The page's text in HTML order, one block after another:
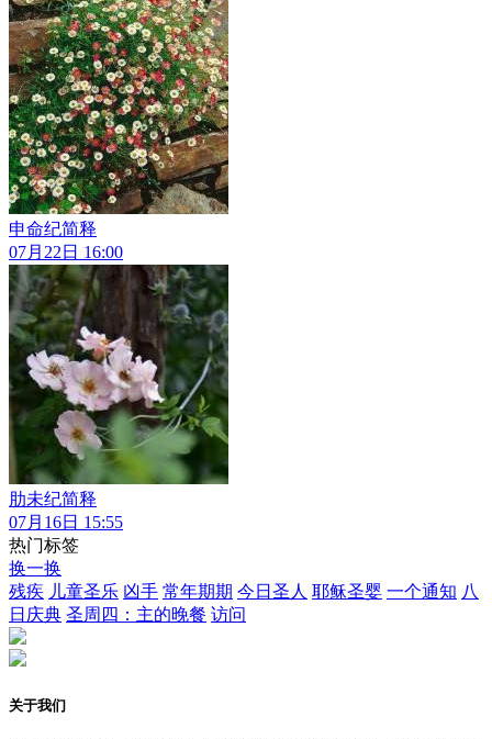
申命纪简释
07月22日 16:00
肋未纪简释
07月16日 15:55
热门标签
换一换
残疾 儿童圣乐 凶手 常年期期 今日圣人 耶稣圣婴 一个通知 八
日庆典 圣周四：主的晚餐 访问
关于我们